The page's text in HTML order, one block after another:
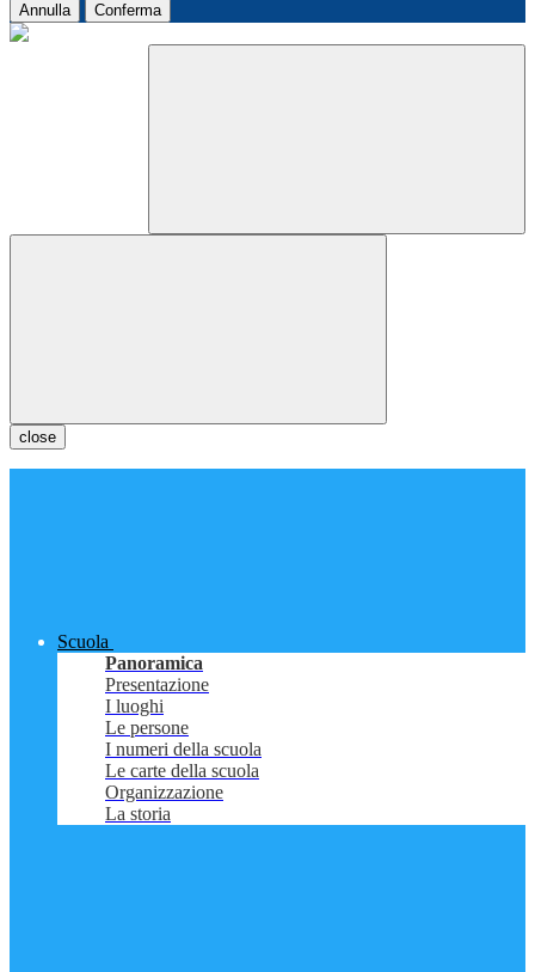
Annulla Conferma
close
Scuola
Panoramica
Presentazione
I luoghi
Le persone
I numeri della scuola
Le carte della scuola
Organizzazione
La storia